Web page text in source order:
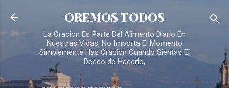
Skip to main content
OREMOS TODOS
La Oracion Es Parte Del Alimento Diario En
Nuestras Vidas, No Importa El Momento
Simplemente Has Oracion Cuando Sientas El
Deceo de Hacerlo,